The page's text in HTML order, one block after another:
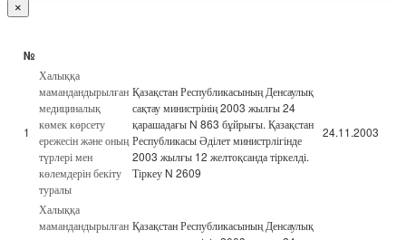
×
№
1
Халыққа
мамандандырылған
медициналық
көмек көрсету
ережесін және оның
түрлері мен
көлемдерін бекіту
туралы
Қазақстан Республикасының Денсаулық
сақтау министрінің 2003 жылғы 24
қарашадағы N 863 бұйрығы. Қазақстан
Республикасы Әділет министрлігінде
2003 жылғы 12 желтоқсанда тіркелді.
Тіркеу N 2609
24.11.2003
Халыққа
мамандандырылған Қазақстан Республикасының Денсаулық